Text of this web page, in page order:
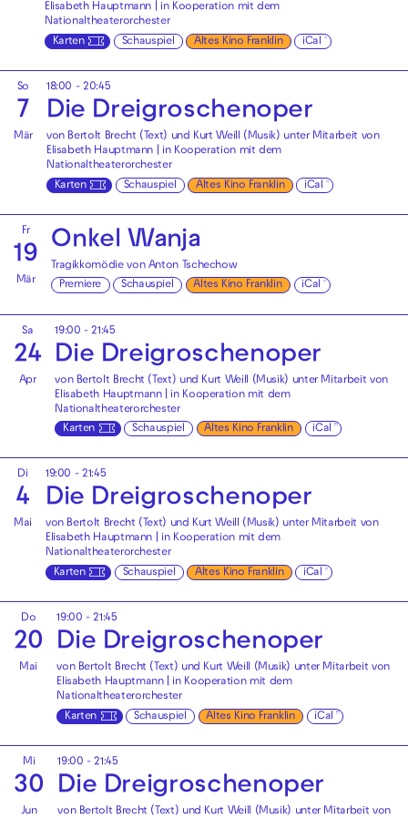
Elisabeth Hauptmann | in Kooperation mit dem
Nationaltheaterorchester
Karten
Schauspiel Altes Kino Franklin iCal
So
7
Mär
18:00 - 20:45
Die Drei­groschen­oper
von Bertolt Brecht (Text) und Kurt Weill (Musik) unter Mitarbeit von
Elisabeth Hauptmann | in Kooperation mit dem
Nationaltheaterorchester
Karten
Schauspiel Altes Kino Franklin iCal
Fr
19
Mär
Onkel Wanja
Tragikkomödie von Anton Tschechow
Premiere
Schauspiel Altes Kino Franklin iCal
Sa
24
Apr
19:00 - 21:45
Die Drei­groschen­oper
von Bertolt Brecht (Text) und Kurt Weill (Musik) unter Mitarbeit von
Elisabeth Hauptmann | in Kooperation mit dem
Nationaltheaterorchester
Karten
Schauspiel Altes Kino Franklin iCal
Di
4
Mai
19:00 - 21:45
Die Drei­groschen­oper
von Bertolt Brecht (Text) und Kurt Weill (Musik) unter Mitarbeit von
Elisabeth Hauptmann | in Kooperation mit dem
Nationaltheaterorchester
Karten
Schauspiel Altes Kino Franklin iCal
Do
20
Mai
19:00 - 21:45
Die Drei­groschen­oper
von Bertolt Brecht (Text) und Kurt Weill (Musik) unter Mitarbeit von
Elisabeth Hauptmann | in Kooperation mit dem
Nationaltheaterorchester
Karten
Schauspiel Altes Kino Franklin iCal
Mi
30
Jun
19:00 - 21:45
Die Drei­groschen­oper
von Bertolt Brecht (Text) und Kurt Weill (Musik) unter Mitarbeit von